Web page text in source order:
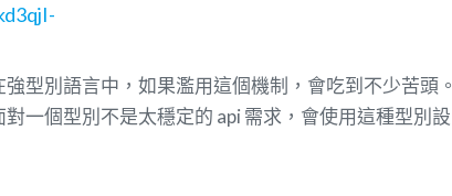
型別語言中，如果濫用這個機制，會吃到不少苦頭。
一個型別不是太穩定的 api 需求，會使用這種型別設